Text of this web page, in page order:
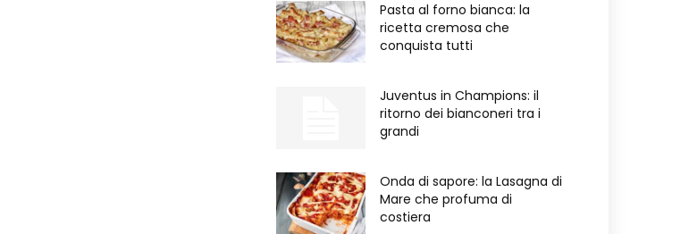
Pasta al forno bianca: la
ricetta cremosa che
conquista tutti
Juventus in Champions: il
ritorno dei bianconeri tra i
grandi
Onda di sapore: la Lasagna di
Mare che profuma di
costiera